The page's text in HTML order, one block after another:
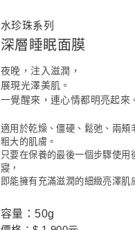
水珍珠系列
深層睡眠面膜
夜晚，注入滋潤，
展現光澤美肌。
一覺醒來，連心情都明亮起來
適用於乾燥、僵硬、鬆弛、兩頰
粗大的肌膚。
只要在保養的最後一個步驟使用
寢，
即能擁有充滿滋潤的細緻亮澤肌
容量：50g